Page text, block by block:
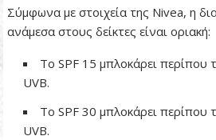
Σύμφωνα με στοιχεία της Nivea, η
ανάμεσα στους δείκτες είναι οριακή:
Το SPF 15 μπλοκάρει περίπου
UVB.
Το SPF 30 μπλοκάρει περίπου
UVB.